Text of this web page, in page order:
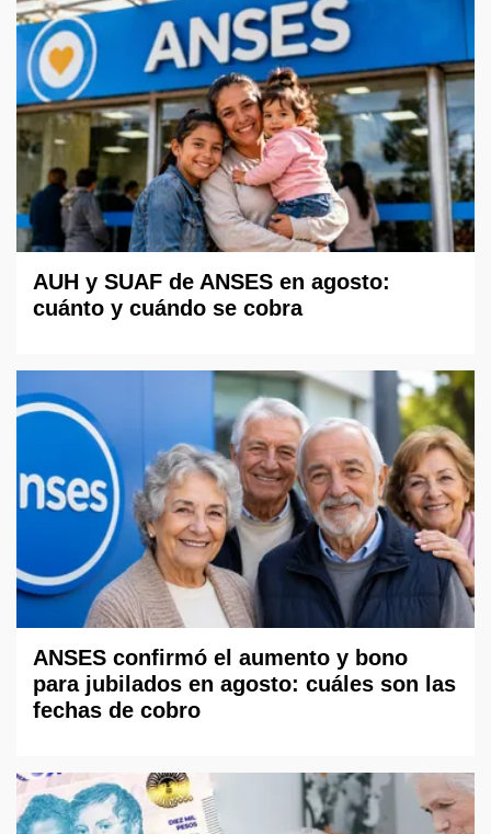
AUH y SUAF de ANSES en agosto:
cuánto y cuándo se cobra
ANSES confirmó el aumento y bono
para jubilados en agosto: cuáles son las
fechas de cobro